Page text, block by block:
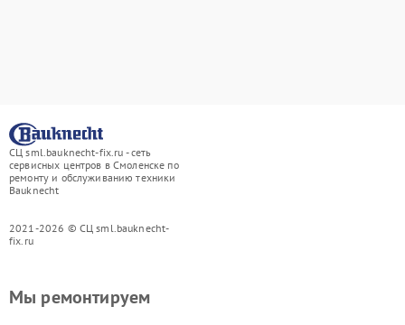
СЦ sml.bauknecht-fix.ru - сеть
сервисных центров в Смоленске по
ремонту и обслуживанию техники
Bauknecht
2021-2026 © СЦ sml.bauknecht-
fix.ru
Мы ремонтируем